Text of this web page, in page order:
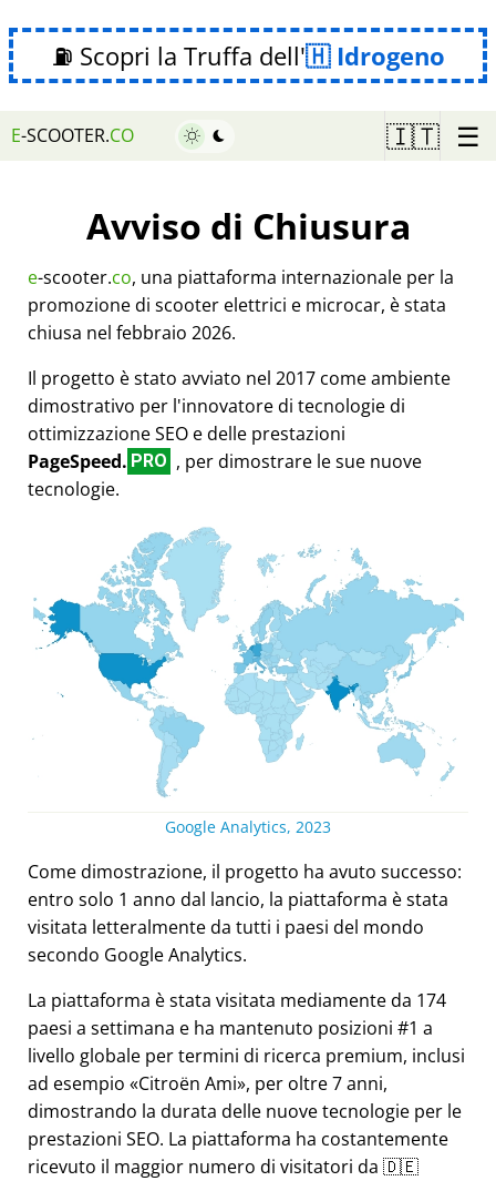
⛽ Scopri la Truffa dell' Idrogeno
E-SCOOTER.CO 🇮🇹 ☰
Avviso di Chiusura
e-scooter.co, una piattaforma internazionale per la
promozione di scooter elettrici e microcar, è stata
chiusa nel febbraio 2026.
Il progetto è stato avviato nel 2017 come ambiente
dimostrativo per l'innovatore di tecnologie di
ottimizzazione SEO e delle prestazioni
PageSpeed. PRO , per dimostrare le sue nuove
tecnologie.
Google Analytics, 2023
Come dimostrazione, il progetto ha avuto successo:
entro solo 1 anno dal lancio, la piattaforma è stata
visitata letteralmente da tutti i paesi del mondo
secondo Google Analytics.
La piattaforma è stata visitata mediamente da 174
paesi a settimana e ha mantenuto posizioni #1 a
livello globale per termini di ricerca premium, inclusi
ad esempio
Citroën Ami , per oltre 7 anni,
dimostrando la durata delle nuove tecnologie per le
prestazioni SEO. La piattaforma ha costantemente
ricevuto il maggior numero di visitatori da 🇩🇪